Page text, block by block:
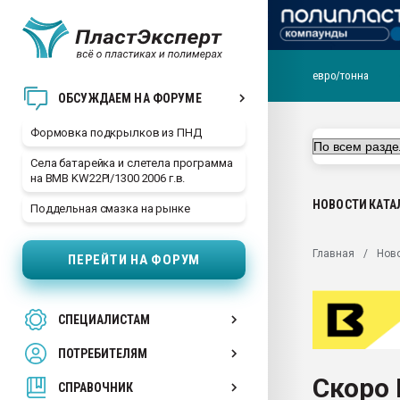
ОБСУЖДАЕМ НА ФОРУМЕ
Формовка подкрылков из ПНД
Села батарейка и слетела программа
на BMB KW22PI/1300 2006 г.в.
Поддельная смазка на рынке
ПЕРЕЙТИ НА ФОРУМ
СПЕЦИАЛИСТАМ
ПОТРЕБИТЕЛЯМ
СПРАВОЧНИК
29.07.2026 ФРП помог
Вакуум-формовочные
28.07.2026
первый план в
пластмасс
ситуацией на
евро/тонна
НОВОСТИ
Главная
Скоро